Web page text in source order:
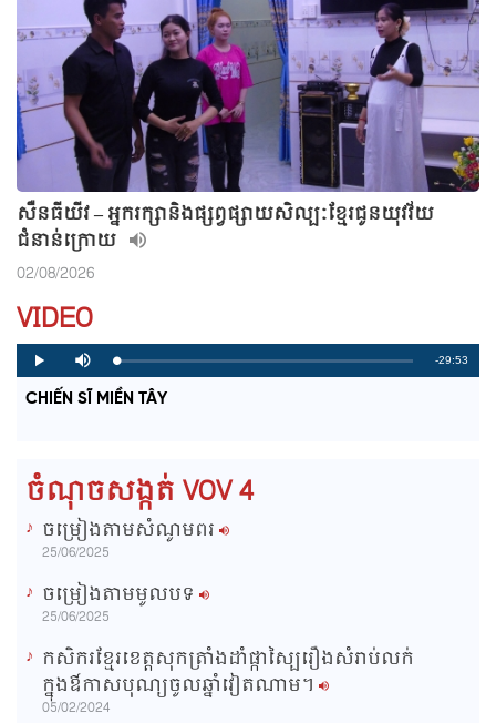
សឺនធីយីវ – អ្នករក្សានិងផ្សព្វផ្សាយសិល្បៈខ្មែរជូនយុវវ័យ
ជំនាន់ក្រោយ
02/08/2026
VIDEO
P
l
y
M
u
e
L
o
a
d
P
r
o
g
R
-29:53
CHIẾN SĨ MIỀN TÂY
ចំណុចសង្កត់ VOV 4
ចម្រៀងតាមសំណូមពរ
25/06/2025
ចម្រៀងតាមមូលបទ
25/06/2025
កសិករខ្មែរខេត្តសុកត្រាំងដាំផ្កាស្បៃរឿងសំរាប់លក់
ក្នុងឳកាសបុណ្យចូលឆ្នាំវៀតណាម។
05/02/2024